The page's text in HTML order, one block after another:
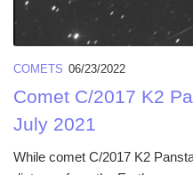
COMETS 06/23/2022
Comet C/2017 K2
July 2021
While comet C/2017 K2